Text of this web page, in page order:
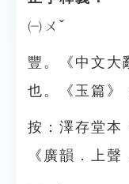
㈠ㄨˇ
豐。《中文大
也。《玉篇》
按：澤存堂本
《廣韻．上聲